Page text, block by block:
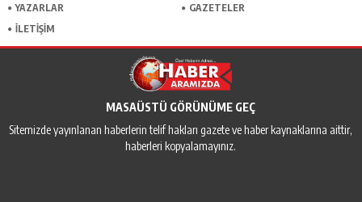
YAZARLAR
GAZETELER
İLETİŞİM
MASAÜSTÜ GÖRÜNÜME GEÇ
Sitemizde yayınlanan haberlerin telif hakları gazete ve haber kaynaklarına aittir,
haberleri kopyalamayınız.